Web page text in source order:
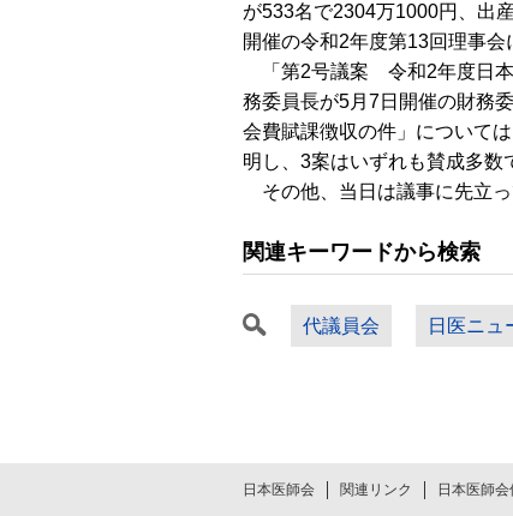
が533名で2304万1000円、出
開催の令和2年度第13回理事会
「第2号議案 令和2年度日本
務委員長が5月7日開催の財務
会費賦課徴収の件」について
明し、3案はいずれも賛成多数
その他、当日は議事に先立っ
関連キーワードから検索
代議員会 日医ニュ
日本医師会 関連リンク 日本医師